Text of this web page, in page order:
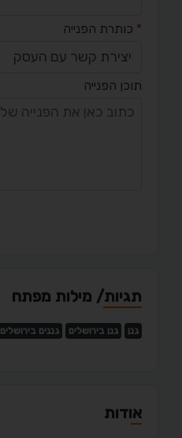
* כותרת הפנייה
תוכן הפנייה
תגיות/ מילות מפתח
גנן גנן בירושלים גננים בירושלים
אודות